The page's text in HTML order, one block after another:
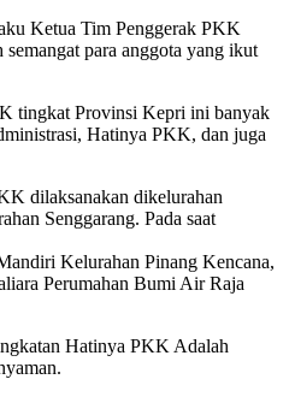
Ketua Tim Penggerak PKK
para anggota yang ikut
tingkat Provinsi Kepri ini banyak
Hatinya PKK, dan juga
dilaksanakan dikelurahan
Senggarang. Pada saat
Kelurahan Pinang Kencana,
Perumahan Bumi Air Raja
Hatinya PKK Adalah